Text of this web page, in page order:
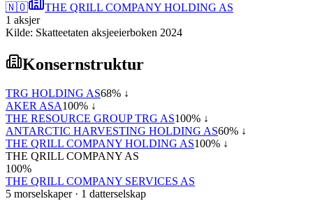
🇳🇴
THE QRILL COMPANY HOLDING AS
1 aksjer
Kilde: Skatteetaten aksjeeierboken 2024
Konsernstruktur
TRG HOLDING AS68% ↓
AKER ASA100% ↓
THE RESOURCE GROUP TRG AS100% ↓
ANTARCTIC HARVESTING HOLDING AS60% ↓
THE QRILL COMPANY HOLDING AS100% ↓
THE QRILL COMPANY AS
100%
THE QRILL COMPANY SERVICES AS
5 morselskaper· 1 datterselskap